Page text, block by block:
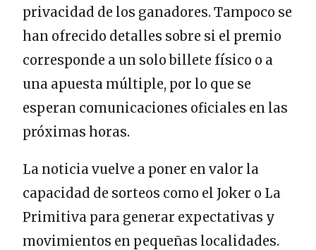
privacidad de los ganadores. Tampoco se
han ofrecido detalles sobre si el premio
corresponde a un solo billete físico o a
una apuesta múltiple, por lo que se
esperan comunicaciones oficiales en las
próximas horas.
La noticia vuelve a poner en valor la
capacidad de sorteos como el Joker o La
Primitiva para generar expectativas y
movimientos en pequeñas localidades.